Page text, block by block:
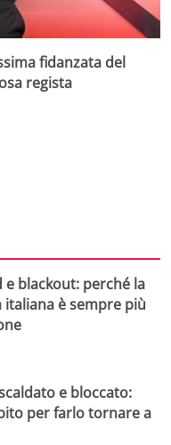
fidanzata del
regista
e blackout: perché la
è sempre più
e bloccato:
per farlo tornare a